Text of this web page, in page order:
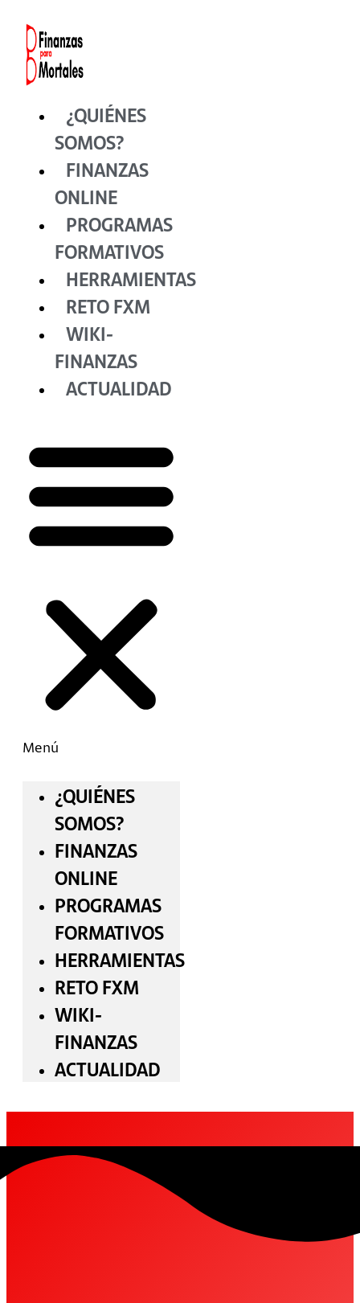
contenido
¿QUIÉNES
SOMOS?
FINANZAS
ONLINE
PROGRAMAS
FORMATIVOS
HERRAMIENTAS
RETO FXM
WIKI-
FINANZAS
ACTUALIDAD
Menú
¿QUIÉNES
SOMOS?
FINANZAS
ONLINE
PROGRAMAS
FORMATIVOS
HERRAMIENTAS
RETO FXM
WIKI-
FINANZAS
ACTUALIDAD